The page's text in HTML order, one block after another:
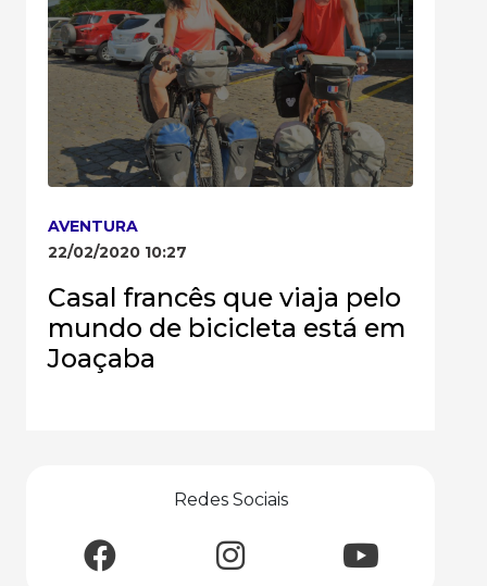
AVENTURA
22/02/2020 10:27
Casal francês que viaja pelo
mundo de bicicleta está em
Joaçaba
Redes Sociais